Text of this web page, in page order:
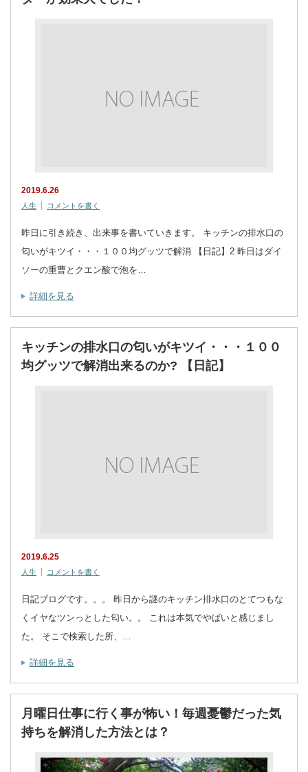
2019.6.26
人生 コメントを書く
昨日に引き続き、出来事を書いていきます。 キッチンの排水口の
匂いがキツイ・・・１００均グッツで解消 【日記】2 昨日はダイ
ソーの重曹とクエン酸で泡を…
詳細を見る
キッチンの排水口の匂いがキツイ・・・１００
均グッツで解消出来るのか? 【日記】
2019.6.25
人生 コメントを書く
日記ブログです。。。 昨日から謎のキッチン排水口のとてつもな
くイヤなツンっとした匂い。。 これは本気でやばいと感じまし
た。 そこで検索した所、…
詳細を見る
月曜日仕事に行く事が怖い！毎週憂鬱だった気
持ちを解消した方法とは？